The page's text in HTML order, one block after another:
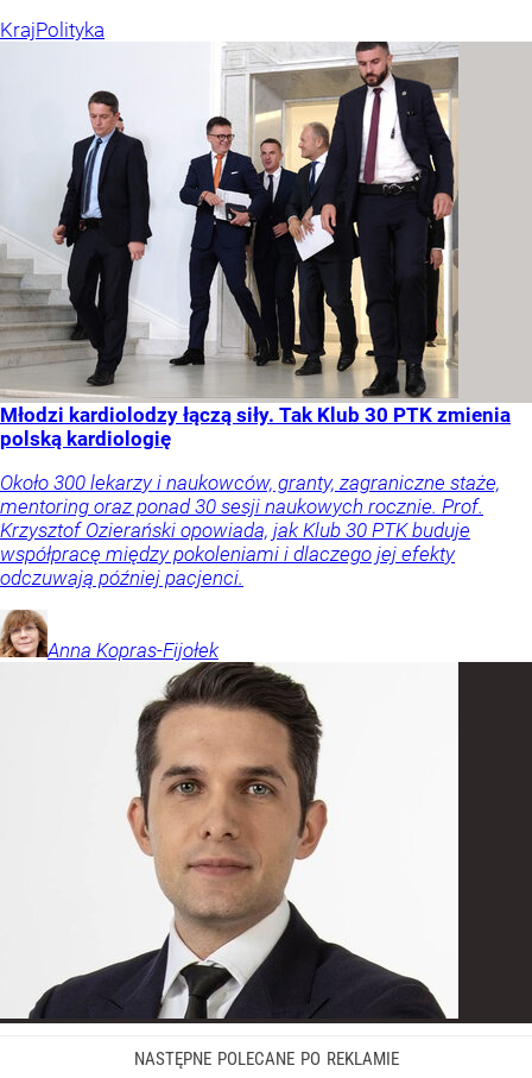
KrajPolityka
Młodzi kardiolodzy łączą siły. Tak Klub 30 PTK zmienia
polską kardiologię
Około 300 lekarzy i naukowców, granty, zagraniczne staże,
mentoring oraz ponad 30 sesji naukowych rocznie. Prof.
Krzysztof Ozierański opowiada, jak Klub 30 PTK buduje
współpracę między pokoleniami i dlaczego jej efekty
odczuwają później pacjenci.
Anna Kopras-Fijołek